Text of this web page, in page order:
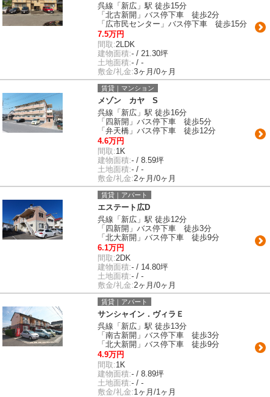
呉線「新広」駅 徒歩15分
「北古新開」バス停下車 徒歩2分
「広市民センター」バス停下車 徒歩15分
7.5万円
間取:2LDK
建物面積:- / 21.30坪
土地面積:- / -
敷金/礼金:3ヶ月/0ヶ月
賃貸｜マンション
メゾン カヤ S
呉線「新広」駅 徒歩16分
「四新開」バス停下車 徒歩5分
「弁天橋」バス停下車 徒歩12分
4.6万円
間取:1K
建物面積:- / 8.59坪
土地面積:- / -
敷金/礼金:2ヶ月/0ヶ月
賃貸｜アパート
エステート広D
呉線「新広」駅 徒歩12分
「四新開」バス停下車 徒歩3分
「北大新開」バス停下車 徒歩9分
6.1万円
間取:2DK
建物面積:- / 14.80坪
土地面積:- / -
敷金/礼金:2ヶ月/0ヶ月
賃貸｜アパート
サンシャイン．ヴィラＥ
呉線「新広」駅 徒歩13分
「南古新開」バス停下車 徒歩3分
「北大新開」バス停下車 徒歩9分
4.9万円
間取:1K
建物面積:- / 8.89坪
土地面積:- / -
敷金/礼金:1ヶ月/1ヶ月